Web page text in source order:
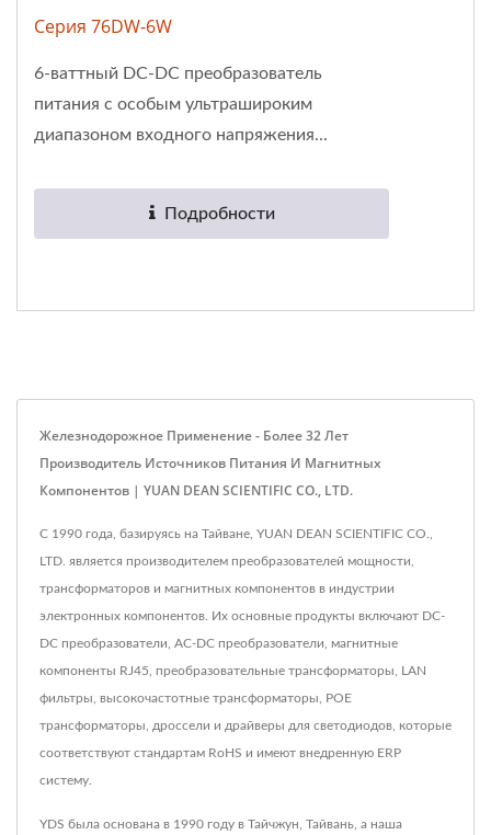
Серия 76DW-6W
6-ваттный DC-DC преобразователь
питания с особым ультрашироким
диапазоном входного напряжения...
Подробности
Железнодорожное Применение - Более 32 Лет
Производитель Источников Питания И Магнитных
Компонентов | YUAN DEAN SCIENTIFIC CO., LTD.
С 1990 года, базируясь на Тайване, YUAN DEAN SCIENTIFIC CO.,
LTD. является производителем преобразователей мощности,
трансформаторов и магнитных компонентов в индустрии
электронных компонентов. Их основные продукты включают DC-
DC преобразователи, AC-DC преобразователи, магнитные
компоненты RJ45, преобразовательные трансформаторы, LAN
фильтры, высокочастотные трансформаторы, POE
трансформаторы, дроссели и драйверы для светодиодов, которые
соответствуют стандартам RoHS и имеют внедренную ERP
систему.
YDS была основана в 1990 году в Тайчжун, Тайвань, а наша